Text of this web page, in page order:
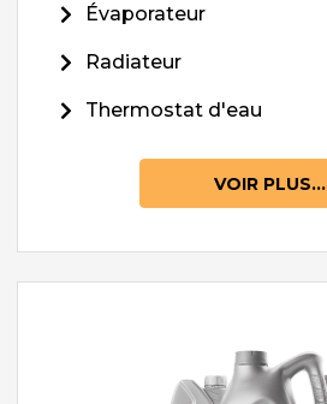
Évaporateur
Radiateur
Thermostat d'eau
VOIR PLUS...